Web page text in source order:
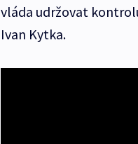
vláda udržovat
Ivan Kytka.